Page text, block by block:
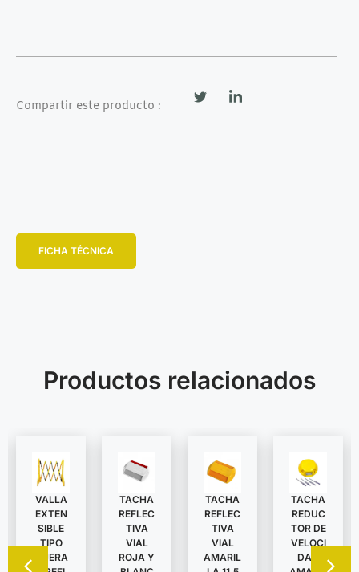
Compartir este producto :
FICHA TÉCNICA
Productos relacionados
VALLA
EXTEN
SIBLE
TIPO
TIJERA
TACHA
REFLEC
TIVA
VIAL
ROJA Y
TACHA
REFLEC
TIVA
VIAL
AMARIL
TACHA
REDUC
TOR DE
VELOCI
DAD